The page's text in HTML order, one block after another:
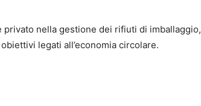
privato nella gestione dei rifiuti di imballaggio,
legati all’economia circolare.